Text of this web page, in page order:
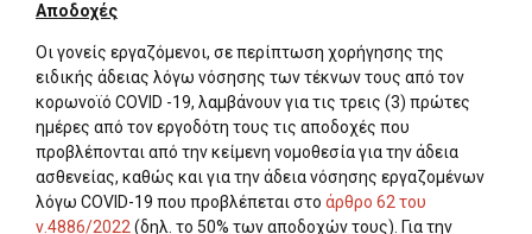
Αποδοχές
Οι γονείς εργαζόμενοι, σε περίπτωση χορήγησης της
ειδικής άδειας λόγω νόσησης των τέκνων τους από τον
κορωνοϊό COVID -19, λαμβάνουν για τις τρεις (3) πρώ­τες
ημέρες από τον εργοδότη τους τις αποδοχές που
προβλέπονται από την κείμενη νομοθεσία για την άδεια
ασθενείας, καθώς και για την άδεια νόσησης εργαζο­μένων
λόγω COVID-19 που προβλέπεται στο άρθρο 62 του
ν.4886/2022 (δηλ. το 50% των αποδοχών τους). Για την